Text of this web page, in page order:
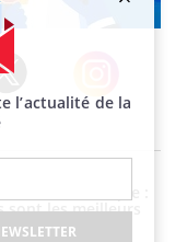
Instagram
sont les meilleurs
physiques ?
l’actualité de la